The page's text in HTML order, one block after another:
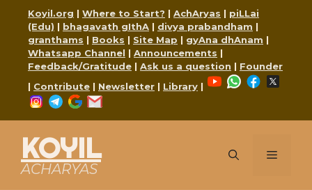
content
Koyil.org | Where to Start? | AchAryas | piLLai
(Edu) | bhagavath gIthA | divya prabandham |
granthams | Books | Site Map | gyAna dhAnam |
Whatsapp Channel | Announcements |
Feedback/Gratitude | Ask us a question | Founder
| Contribute | Newsletter | Library |
YouTubeWhatsApp
Facebook
Instagram
Telegram
Google
KOYIL
ACHARYAS
Menu